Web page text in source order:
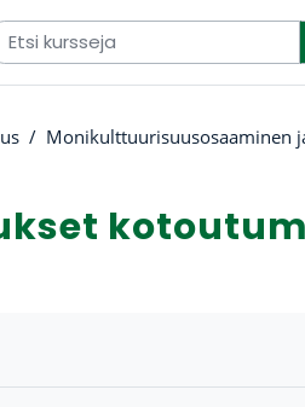
Monikulttuurisuusosaaminen